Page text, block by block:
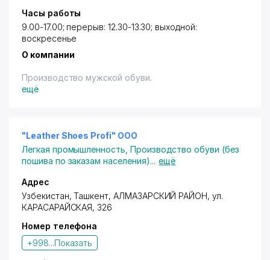
Часы работы
9.00-17.00; перерыв: 12.30-13.30; выходной:
воскресенье
О компании
Производство мужской обуви.
ещё
"Leather Shoes Profi" ООО
Легкая промышленность Производство обуви (без
пошива по заказам населения)... ещё
Адрес
Узбекистан,Ташкент, АЛМАЗАРСКИЙ РАЙОН,ул.
КАРАСАРАЙСКАЯ, 326
Номер телефона
+998...Показать